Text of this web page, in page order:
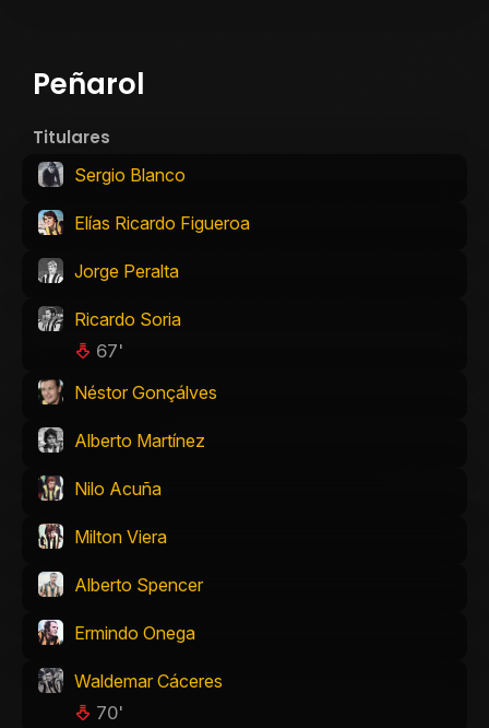
Peñarol
Titulares
Sergio Blanco
Elías Ricardo Figueroa
Jorge Peralta
Ricardo Soria
67'
Néstor Gonçálves
Alberto Martínez
Nilo Acuña
Milton Viera
Alberto Spencer
Ermindo Onega
Waldemar Cáceres
70'